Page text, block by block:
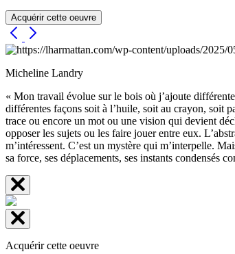
Acquérir cette oeuvre
Micheline Landry
« Mon travail évolue sur le bois où j’ajoute
différentes façons soit à l’huile, soit au crayon, soit
trace ou encore un mot ou une vision qui devient
opposer les sujets ou les faire jouer entre eux.
m’intéressent. C’est un mystère qui m’interpelle.
sa force, ses déplacements, ses instants condensés
Acquérir cette oeuvre